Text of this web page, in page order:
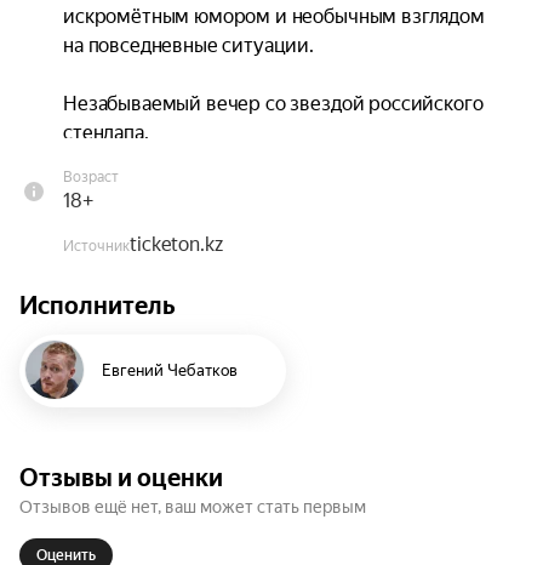
искромётным юмором и необычным взглядом
на повседневные ситуации.
Незабываемый вечер со звездой российского
стендапа.
Возраст
18+
Источникticketon.kz
Исполнитель
Евгений Чебатков
Отзывы и оценки
Отзывов ещё нет, ваш может стать первым
Оценить